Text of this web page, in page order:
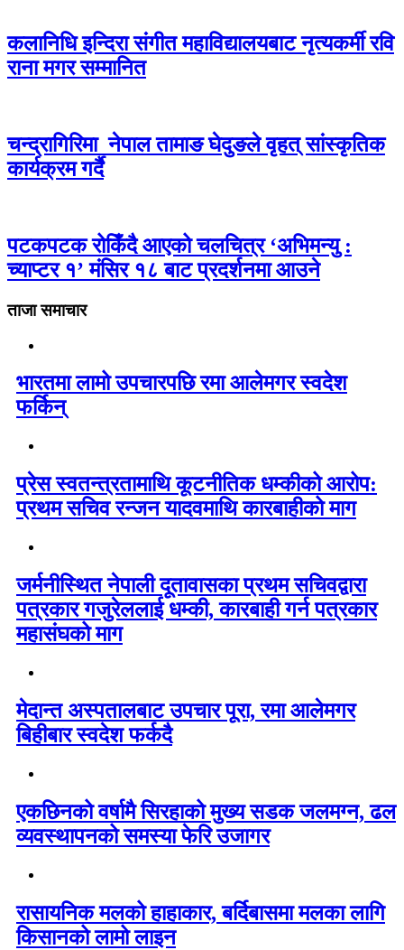
कलानिधि इन्दिरा संगीत महाविद्यालयबाट नृत्यकर्मी रवि
राना मगर सम्मानित
चन्द्रागिरिमा नेपाल तामाङ घेदुङले वृहत् सांस्कृतिक
कार्यक्रम गर्दै
पटकपटक रोकिँदै आएको चलचित्र ‘अभिमन्यु :
च्याप्टर १’ मंसिर १८ बाट प्रदर्शनमा आउने
ताजा समाचार
भारतमा लामो उपचारपछि रमा आलेमगर स्वदेश
फर्किन्
प्रेस स्वतन्त्रतामाथि कूटनीतिक धम्कीको आरोप:
प्रथम सचिव रन्जन यादवमाथि कारबाहीको माग
जर्मनीस्थित नेपाली दूतावासका प्रथम सचिवद्वारा
पत्रकार गजुरेललाई धम्की, कारबाही गर्न पत्रकार
महासंघको माग
मेदान्त अस्पतालबाट उपचार पूरा, रमा आलेमगर
बिहीबार स्वदेश फर्कदै
एकछिनको वर्षामै सिरहाको मुख्य सडक जलमग्न, ढल
व्यवस्थापनको समस्या फेरि उजागर
रासायनिक मलको हाहाकार, बर्दिबासमा मलका लागि
किसानको लामो लाइन